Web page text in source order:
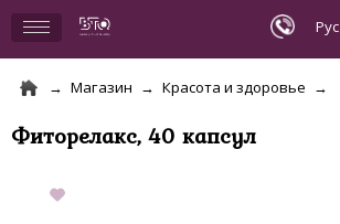
Магазин Красота и здоровье
Фиторелакс, 40 капсул